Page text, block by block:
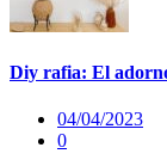
Diy rafia: El
04/04/2023
0